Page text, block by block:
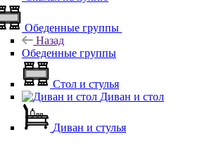
Обеденные группы
Назад
Обеденные группы
Стол и стулья
Диван и стол
Диван и стулья